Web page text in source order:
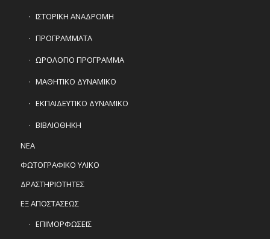
ΙΣΤΟΡΙΚΗ ΑΝΑΔΡΟΜΗ
ΠΡΟΓΡΑΜΜΑΤΑ
ΩΡΟΛΟΓΙΟ ΠΡΟΓΡΑΜΜΑ
ΜΑΘΗΤΙΚΟ ΔΥΝΑΜΙΚΟ
ΕΚΠΑΙΔΕΥΤΙΚΟ ΔΥΝΑΜΙΚΟ
ΒΙΒΛΙΟΘΗΚΗ
ΝΕΑ
ΦΩΤΟΓΡΑΦΙΚΟ ΥΛΙΚΟ
ΔΡΑΣΤΗΡΙΟΤΗΤΕΣ
ΕΞ ΑΠΟΣΤΑΣΕΩΣ
ΕΠΙΜΟΡΦΩΣΕΙΣ